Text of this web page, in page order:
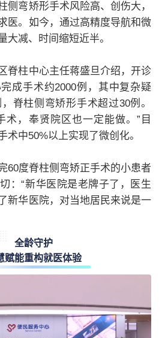
侧弯矫形手术风险高、创伤大，
医。如今，通过高精度导航和微
大减、时间缩短近半。
脊柱中心主任蒋盛旦介绍，开诊
成手术约2000例，其中复杂疑
脊柱侧弯矫形手术超过30例。
术，奉贤院区也一定能做。”目
术中50%以上实现了微创化。
60度脊柱侧弯矫正手术的小患者
：“新华医院是老牌子了，医生
新华医院，对当地居民来说是一
全龄守护
赋能重构就医体验